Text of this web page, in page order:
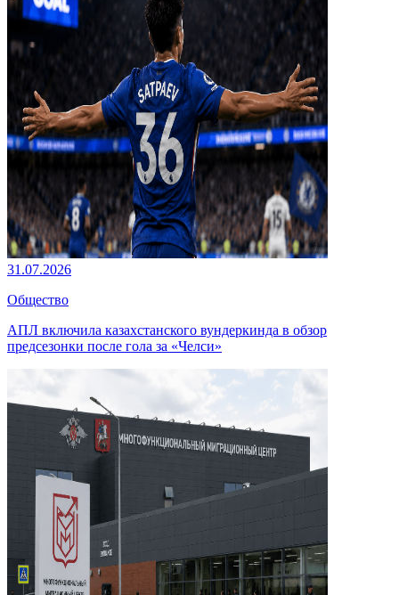
31.07.2026
Общество
АПЛ включила казахстанского вундеркинда в обзор
предсезонки после гола за «Челси»